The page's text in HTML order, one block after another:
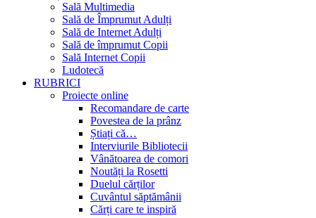
Sală Multimedia
Sală de Împrumut Adulți
Sală de Internet Adulți
Sală de împrumut Copii
Sală Internet Copii
Ludotecă
RUBRICI
Proiecte online
Recomandare de carte
Povestea de la prânz
Știați că…
Interviurile Bibliotecii
Vânătoarea de comori
Noutăți la Rosetti
Duelul cărților
Cuvântul săptămânii
Cărți care te inspiră